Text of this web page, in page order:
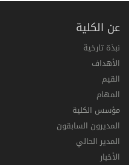
عن الكلية
نبذة تارخية
الأهداف
القيم
المهام
مؤسس الكلية
المديرون السابقون
المدير الحالي
الأخبار